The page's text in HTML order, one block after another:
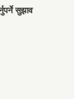
सुझाव